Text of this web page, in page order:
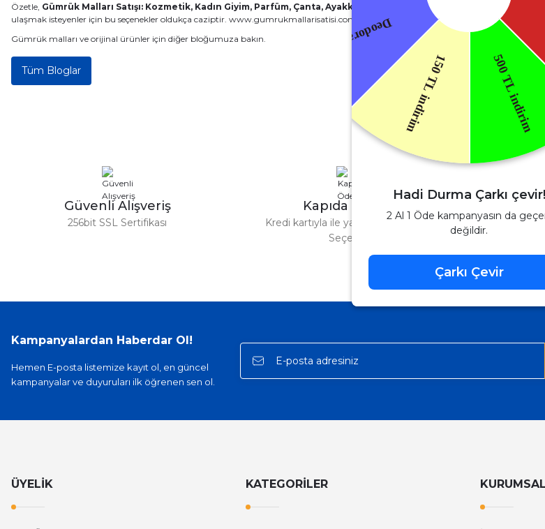
Özetle, Gümrük Malları Satışı: Kozmetik, Kadın Giyim, Parfüm, Çanta, Ayakkabı ve Elektronik Ürünler
alanında
ulaşmak isteyenler için bu seçenekler oldukça caziptir. www.gumrukmallarisatisi.com
adresinden güvenle alışveriş yapabilir,
Gümrük malları ve orijinal ürünler için diğer bloğumuza bakın.
Tüm Bloglar
Güvenli Alışveriş
256bit SSL Sertifikası
Kapıda Ödeme
Kredi kartıyla ile ya da Nakit Ödeme
Seçeneği
Kampanyalardan Haberdar Ol!
Hemen E-posta listemize kayıt ol, en güncel
kampanyalar ve duyuruları ilk öğrenen sen ol.
ÜYELİK KATEGORİLER KURUMSAL
Hadi Durma Çarkı çevir!
2 Al 1 Öde kampanyasın da
değildir.
Çarkı Çevir